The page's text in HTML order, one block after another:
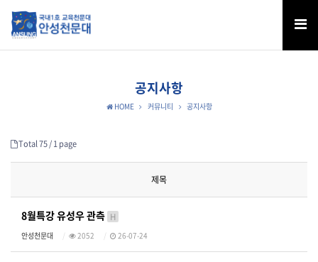
공지사항
HOME 커뮤니티 공지사항
Total 75 /1 page
제목
8월특강 유성우 관측 H
안성천문대 2052 26-07-24